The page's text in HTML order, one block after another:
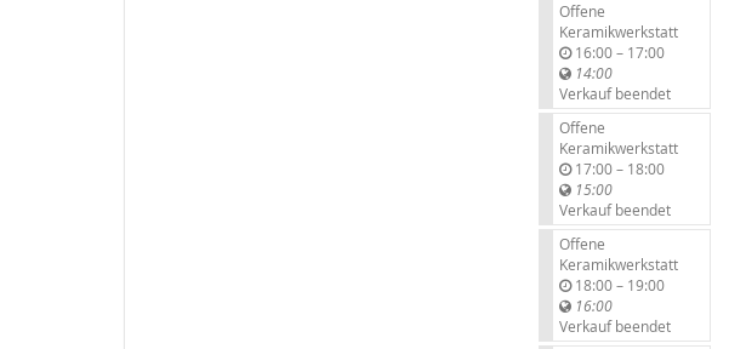
Offene
Keramikwerkstatt
16:00–b
s
17:00
14:00
Verkauf beendet
Offene
Keramikwerkstatt
17:00–b
s
18:00
15:00
Verkauf beendet
Offene
Keramikwerkstatt
18:00–b
s
19:00
16:00
Verkauf beendet